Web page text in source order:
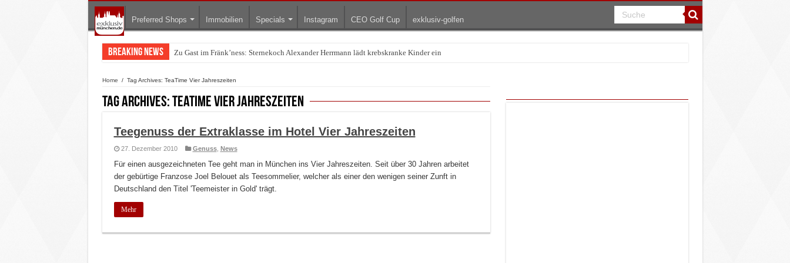
Preferred Shops Immobilien Specials Instagram CEO Golf Cup exklusiv-golfen
Breaking News Zu Gast im Fränk’ness: Sternekoch Alexander Herrmann lädt krebskranke Kinder ein
Home / Tag Archives: TeaTime Vier Jahreszeiten
Tag Archives:TeaTime Vier Jahreszeiten
Teegenuss der Extraklasse im Hotel Vier Jahreszeiten
27. Dezember 2010 Genuss, News
Für einen ausgezeichneten Tee geht man in München ins Vier Jahreszeiten. Seit über 30 Jahren arbeitet
der gebürtige Franzose Joel Belouet als Teesommelier, welcher als einer den wenigen seiner Zunft in
Deutschland den Titel 'Teemeister in Gold' trägt.
Mehr